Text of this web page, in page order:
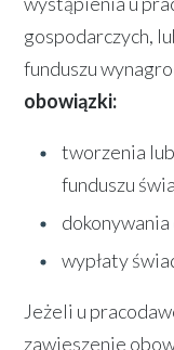
gospodarczych,
funduszu
obowiązki:
tworzenia
funduszu
wypłaty
Jeżeli u
zawieszenie